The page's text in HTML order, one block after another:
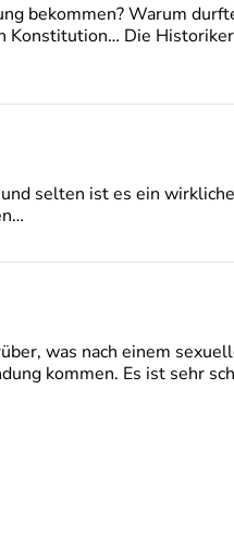
bekommen? Warum
Konstitution… Die
selten ist es ein
was nach einem
kommen. Es ist sehr